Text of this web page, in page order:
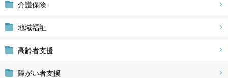
介護保険
地域福祉
高齢者支援
障がい者支援